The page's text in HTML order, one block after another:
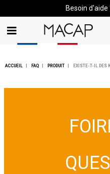
Besoin d'aide
ACCUEIL FAQ PRODUIT EXISTE-T-IL DES